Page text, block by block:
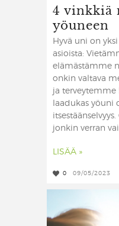
4 vinkkiä
yöuneen
Hyvä uni on
asioista:
elämästämme
onkin valtava
ja terveytemme
laadukas yöuni
jonkin verran
LISÄÄ »
0 09/05/2023